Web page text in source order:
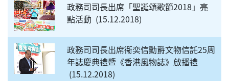
政務司司長出席「聖誕頌歌節2018」亮
點活動
15.12.2018
政務司司長出席衞奕信勳爵文物信託25周
年誌慶典禮暨《香港風物誌》啟播禮
15.12.2018